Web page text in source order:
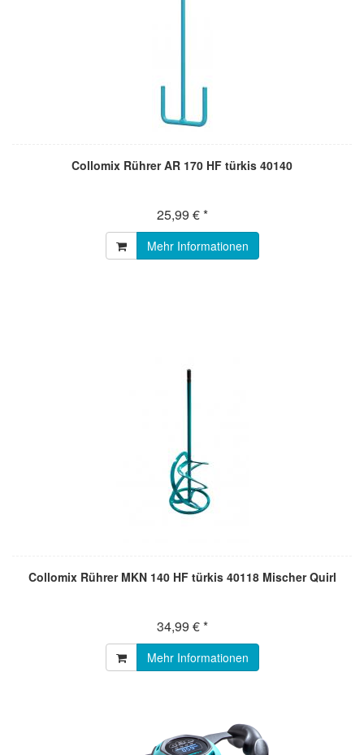
Collomix Rührer AR 170 HF türkis 40140
25,99 € *
Mehr Informationen
Collomix Rührer MKN 140 HF türkis 40118 Mischer Quirl
34,99 € *
Mehr Informationen